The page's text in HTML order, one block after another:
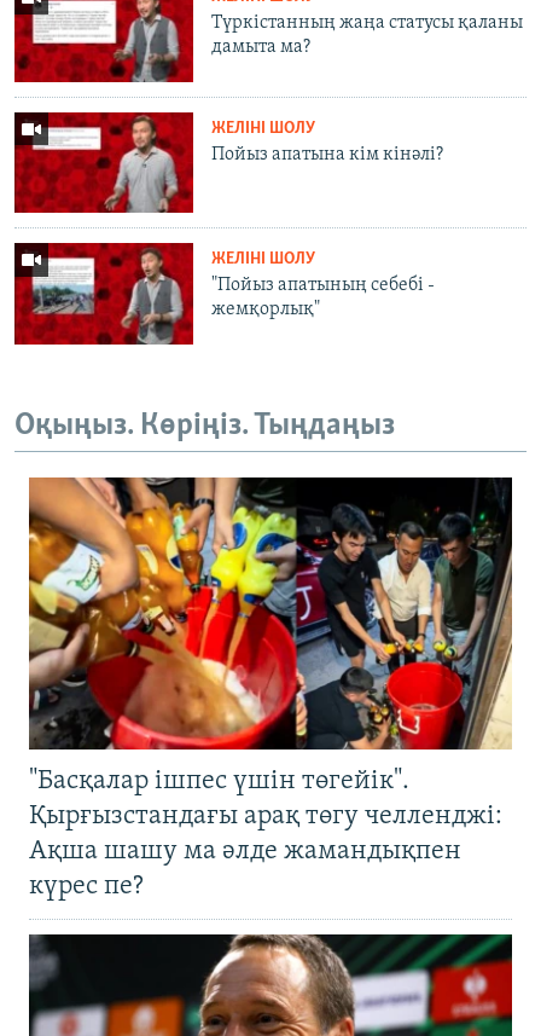
Түркістанның жаңа статусы қаланы
дамыта ма?
ЖЕЛІНІ ШОЛУ
Пойыз апатына кім кінәлі?
ЖЕЛІНІ ШОЛУ
"Пойыз апатының себебі -
жемқорлық"
Оқыңыз. Көріңіз. Тыңдаңыз
"Басқалар ішпес үшін төгейік".
Қырғызстандағы арақ төгу челленджі:
Ақша шашу ма әлде жамандықпен
күрес пе?